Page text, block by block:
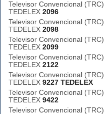
Televisor Convencional (TRC)
TEDELEX 2096
Televisor Convencional (TRC)
TEDELEX 2098
Televisor Convencional (TRC)
TEDELEX 2099
Televisor Convencional (TRC)
TEDELEX 2122
Televisor Convencional (TRC)
TEDELEX 9227 TEDELEX
Televisor Convencional (TRC)
TEDELEX 9422
Televisor Convencional (TRC)